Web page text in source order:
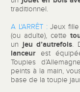
traditionnel.
A L'ARRÊT : Jeux
(ou adulte), cette
un jeu d’autrefois.
lanceurest
Toupies
peints à la main,
base de la toupie